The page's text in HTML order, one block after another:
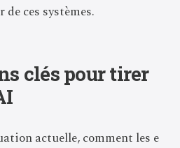
ces systèmes.
clés pour tirer
actuelle, comment les e